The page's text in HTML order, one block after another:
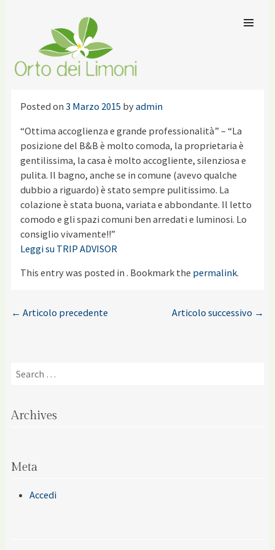
CONTENT
Posted on 3 Marzo 2015 byadmin
“Ottima accoglienza e grande professionalità” – “La
posizione del B&B è molto comoda, la proprietaria è
gentilissima, la casa è molto accogliente, silenziosa e
pulita. Il bagno, anche se in comune (avevo qualche
dubbio a riguardo) è stato sempre pulitissimo. La
colazione è stata buona, variata e abbondante. Il letto
comodo e gli spazi comuni ben arredati e luminosi. Lo
consiglio vivamente!!”
Leggi su TRIP ADVISOR
This entry was posted in . Bookmark the permalink.
Post navigation
← Articolo precedente Articolo successivo →
Search
Archives
Meta
Accedi